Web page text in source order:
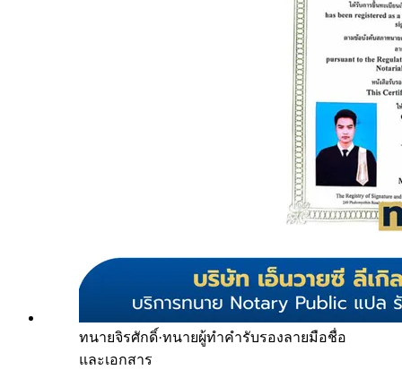
ทนายจิรศักดิ์·ทนายผู้ทำคำรับรองลายมือชื่อ
และเอกสาร